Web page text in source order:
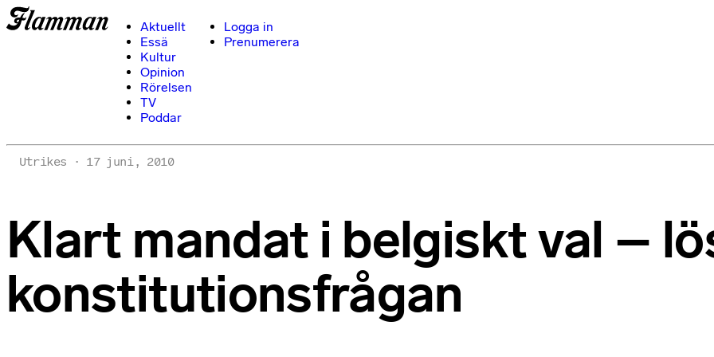
Aktuellt
Essä
Kultur
Opinion
Rörelsen
TV
Poddar
Logga in
Prenumerera
Utrikes 17 juni, 2010
Klart mandat i belgiskt val –
konstitutionsfrågan